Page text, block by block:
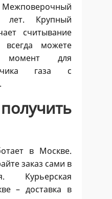
Крупный
считывание
можете
момент для
газа с
в Москве.
заказ сами в
Курьерская
– доставка в